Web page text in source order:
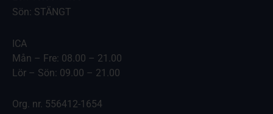
Sön: STÄNGT
ICA
Mån – Fre: 08.00 – 21.00
Lör – Sön: 09.00 – 21.00
Org. nr. 556412-1654